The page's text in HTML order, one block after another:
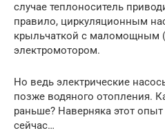
случае теплоноситель
правило, циркуляционным
крыльчаткой с маломощным
электромотором.
Но ведь электрические
позже водяного отопления.
раньше? Наверняка этот
сейчас…